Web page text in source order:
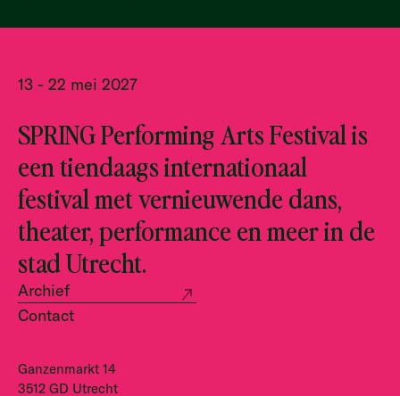
13 - 22 mei 2027
SPRING Performing Arts Festival is
een tiendaags internationaal
festival met vernieuwende dans,
theater, performance en meer in de
stad Utrecht.
Archief
Contact
Ganzenmarkt 14
3512 GD Utrecht